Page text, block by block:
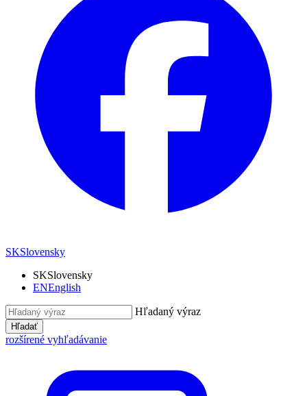
SKSlovensky
SKSlovensky
ENEnglish
Hľadaný výraz
Hľadať
rozšírené vyhľadávanie